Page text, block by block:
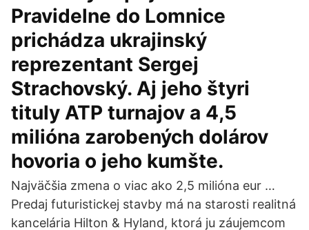
Pravidelne do Lomnice
prichádza ukrajinský
reprezentant Sergej
Strachovský. Aj jeho štyri
tituly ATP turnajov a 4,5
milióna zarobených dolárov
hovoria o jeho kumšte.
Najväčšia zmena o viac ako 2,5 milióna eur …
Predaj futuristickej stavby má na starosti realitná
kancelária Hilton & Hyland, ktorá ju záujemcom